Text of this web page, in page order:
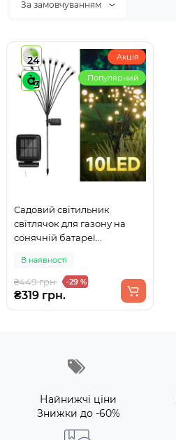
За замовчуванням
24
3
Акція
Популярний
Садовий світильник
світлячок для газону на
сонячній батареї
ламп
В наявності
₴449 грн. -29 %
₴319 грн.
Найнижчі ціни
Знижки до -60%